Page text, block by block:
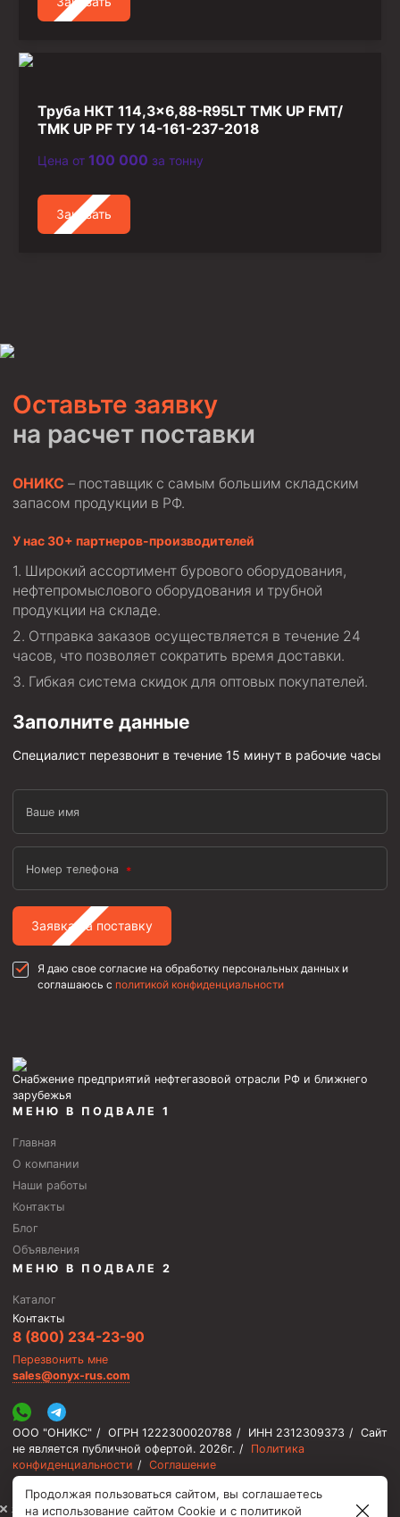
Труба НКТ 114,3×6,88-R95LT ТМК UP FMT/
ТМК UP PF ТУ 14-161-237-2018
Цена от 100 000 за тонну
Заказать
Оставьте заявку
на расчет поставки
ОНИКС – поставщик с самым большим складским
запасом продукции в РФ.
У нас 30+ партнеров-производителей
Широкий ассортимент бурового оборудования,
нефтепромыслового оборудования и трубной
продукции на складе.
Отправка заказов осуществляется в течение 24
часов, что позволяет сократить время доставки.
Гибкая система скидок для оптовых покупателей.
Заполните данные
Специалист перезвонит в течение 15 минут в рабочие часы
Ваше имя
Номер телефона
Заявка на поставку
Я даю свое согласие на обработку персональных данных и
соглашаюсь с политикой конфиденциальности
Снабжение предприятий нефтегазовой отрасли РФ и ближнего
зарубежья
МЕНЮ В ПОДВАЛЕ 1
Главная
О компании
Наши работы
Контакты
Блог
Объявления
МЕНЮ В ПОДВАЛЕ 2
Каталог
Контакты
8 (800) 234-23-90
Перезвонить мне
sales@onyx-rus.com
ООО "ОНИКС" / ОГРН 1222300020788 / ИНН 2312309373 / Сайт
не является публичной офертой. 2026г. /
Политика
конфиденциальности / Соглашение
⚡️ Мы онлайн, ответим быстро
Продолжая пользоваться сайтом, вы соглашаетесь
на использование сайтом Cookie и с политикой